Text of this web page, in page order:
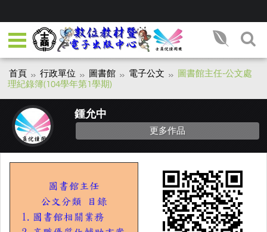
首頁 行政單位 圖書館 電子公文
圖書館主任-公文處
理紀錄簿(104學年第1學期)
鍾允中
更多作品